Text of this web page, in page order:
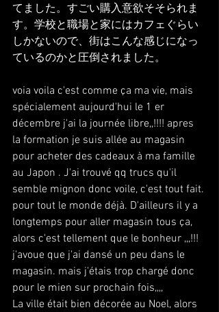
てました。すごい購入意欲そそられま
す。学校と職場と家にはカフェぐらい
しかないので、街はこんな感じになっ
ているのかと圧倒されました。
voia voila c'est comme ça ma vie, mais
spécialement aujourd'hui le 1 er
décembre j'ai la journée libre,,!!!! apres
la formation je suis allée au magasin
pour acheter des cadeaux à ma famille
au Japon . J'ai trouvé qq trucs qu'il
semble mignon donc voile, c'est tout fait.
pour tout le monde déjà. D'ailleurs il y a
longtemps pour aller magasin tous ça,
alors c'est tellement que le bonheur ,,,!!!
j'avoue que j'ai dansé un peu dans le
magasin. mais j'étais trop chargé donc
pour le mien sur prochain fois,,,,
La ville était bien décorée au Noel, alors